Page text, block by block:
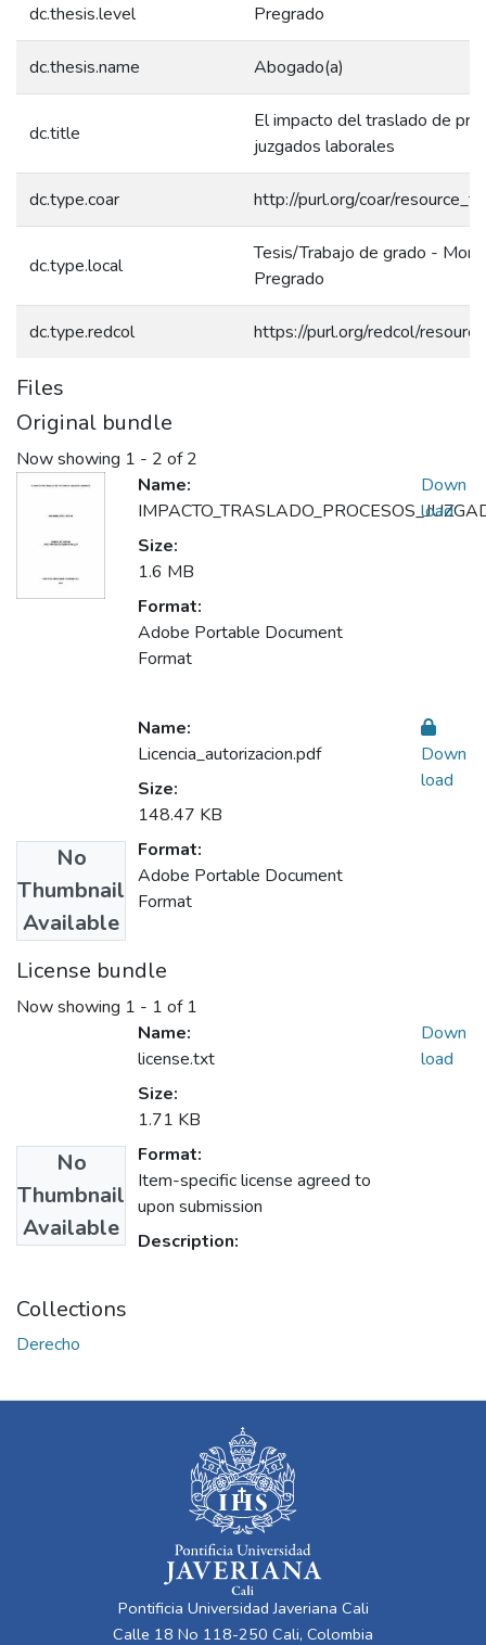
dc.thesis.level Pregrado
dc.thesis.name Abogado(a)
dc.title
El impacto del traslado de
juzgados laborales
dc.type.coar http://purl.org/coar/
dc.type.local
Tesis/Trabajo de grado -
Pregrado
dc.type.redcol https://purl.org/redcol/
Files
Original bundle
Now showing 1 - 2 of 2
Name:
Size:
1.6 MB
Format:
Adobe Portable Document
Format
Down
load
No
Thumbnail
Available
Name:
Licencia_autorizacion.pdf
Size:
148.47 KB
Format:
Adobe Portable Document
Format
Down
load
License bundle
Now showing 1 - 1 of 1
No
Thumbnail
Available
Name:
license.txt
Size:
1.71 KB
Format:
Item-specific license agreed to
upon submission
Description:
Down
load
Collections
Derecho
Pontificia Universidad Javeriana Cali
Calle 18 No 118-250 Cali, Colombia